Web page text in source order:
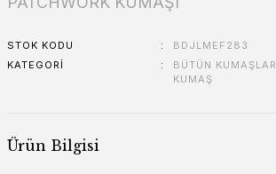
STOK KODU
BDJLMEF283
KATEGORI
BÜTÜN KUMAŞLAR
KUMAŞ
Ürün Bilgisi